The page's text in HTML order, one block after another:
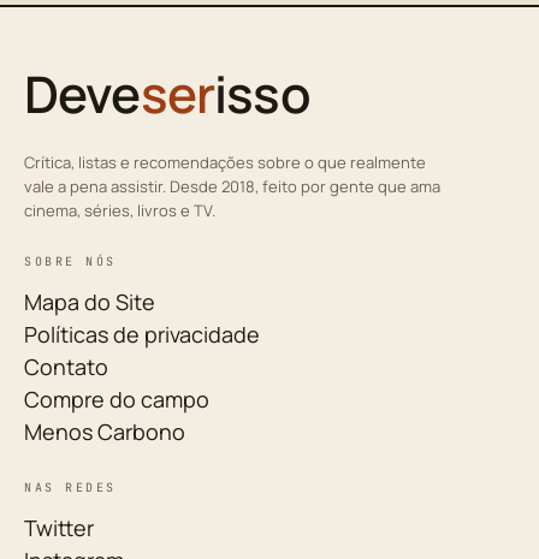
Deveserisso
Crítica, listas e recomendações sobre o que realmente
vale a pena assistir. Desde 2018, feito por gente que ama
cinema, séries, livros e TV.
SOBRE NÓS
Mapa do Site
Políticas de privacidade
Contato
Compre do campo
Menos Carbono
NAS REDES
Twitter